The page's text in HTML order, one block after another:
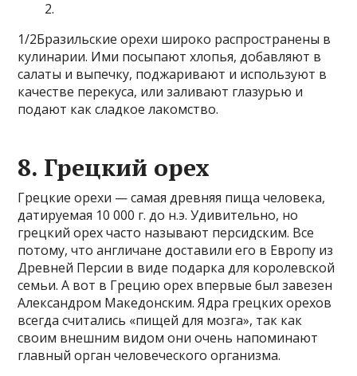
1/2Бразильские орехи широко распространены в
кулинарии. Ими посыпают хлопья, добавляют в
салаты и выпечку, поджаривают и используют в
качестве перекуса, или заливают глазурью и
подают как сладкое лакомство.
8. Грецкий орех
Грецкие орехи — самая древняя пища человека,
датируемая 10 000 г. до н.э. Удивительно, но
грецкий орех часто называют персидским. Все
потому, что англичане доставили его в Европу из
Древней Персии в виде подарка для королевской
семьи. А вот в Грецию орех впервые был завезен
Александром Македонским. Ядра грецких орехов
всегда считались «пищей для мозга», так как
своим внешним видом они очень напоминают
главный орган человеческого организма.